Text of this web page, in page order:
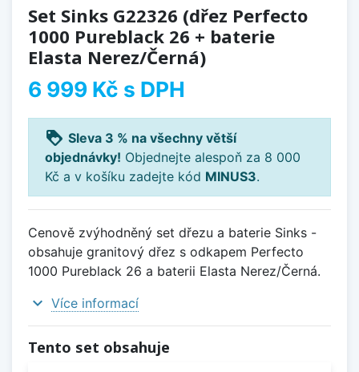
Set Sinks G22326 (dřez Perfecto
1000 Pureblack 26 + baterie
Elasta Nerez/Černá)
6 999 Kč s DPH
loyalty Sleva 3 % na všechny větší
objednávky! Objednejte alespoň za 8 000
Kč a v košíku zadejte kód MINUS3.
Cenově zvýhodněný set dřezu a baterie Sinks -
obsahuje granitový dřez s odkapem Perfecto
1000 Pureblack 26 a baterii Elasta Nerez/Černá.
expand_more Více informací
Tento set obsahuje